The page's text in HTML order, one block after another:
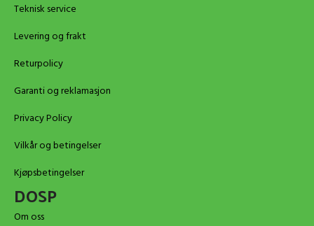
Teknisk service
Levering og frakt
Returpolicy
Garanti og reklamasjon
Privacy Policy
Vilkår og betingelser
Kjøpsbetingelser
DOSP
Om oss